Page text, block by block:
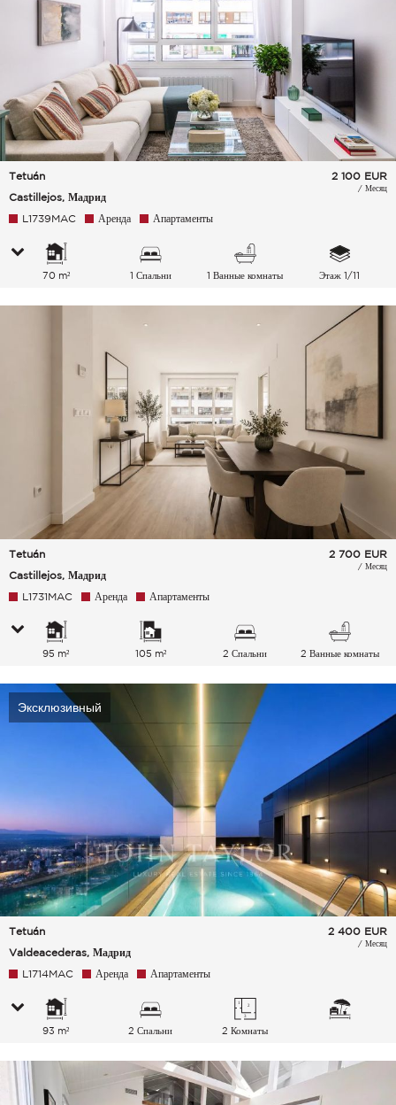
Tetuán
Castillejos, Мадрид
2 100 EUR
/ Месяц
L1739MAC Аренда Апартаменты
70 m² 1 Спальни 1 Ванные комнаты Этаж 1/11
Tetuán
Castillejos, Мадрид
2 700 EUR
/ Месяц
L1731MAC Аренда Апартаменты
95 m² 105 m² 2 Спальни 2 Ванные комнаты
Эксклюзивный
Tetuán
Valdeacederas, Мадрид
2 400 EUR
/ Месяц
L1714MAC Аренда Апартаменты
93 m² 2 Спальни 2 Комнаты